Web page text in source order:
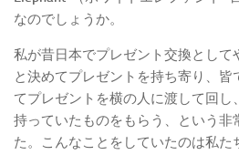
なのでしょうか。
私が昔日本でプレゼント交換として
と決めてプレゼントを持ち寄り、皆
てプレゼントを横の人に渡して回し
持っていたものをもらう、という非
た。こんなことをしていたのは私た